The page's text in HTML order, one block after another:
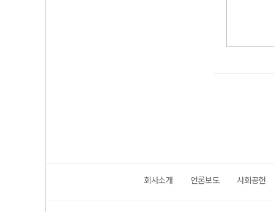
회사소개 언론보도 사회공헌